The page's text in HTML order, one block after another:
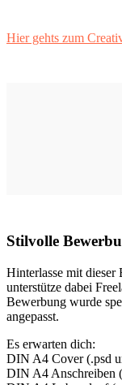
Hier gehts zum
Stilvolle
Hinterlasse mit dieser
unterstütze dabei
Bewerbung wurde
angepasst.
Es erwarten dich:
DIN A4 Cover (.psd
DIN A4 Anschreiben